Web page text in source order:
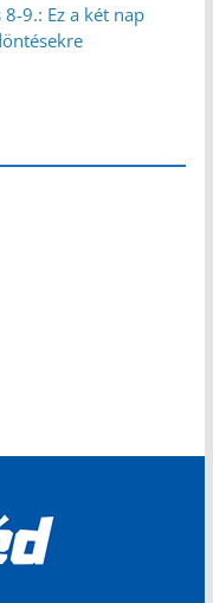
9.: Ez a két nap